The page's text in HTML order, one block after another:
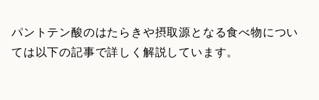
パントテン酸のはたらきや摂取源となる食べ物につい
ては以下の記事で詳しく解説しています。